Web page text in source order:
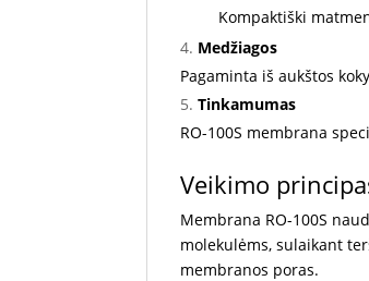
Kompaktiški
Medžiagos
Pagaminta iš aukštos
Tinkamumas
RO-100S membrana
Veikimo
Membrana RO-100S
molekulėms, sulaikant
membranos poras.